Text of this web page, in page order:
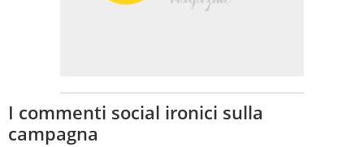
I commenti social ironici sulla
campagna